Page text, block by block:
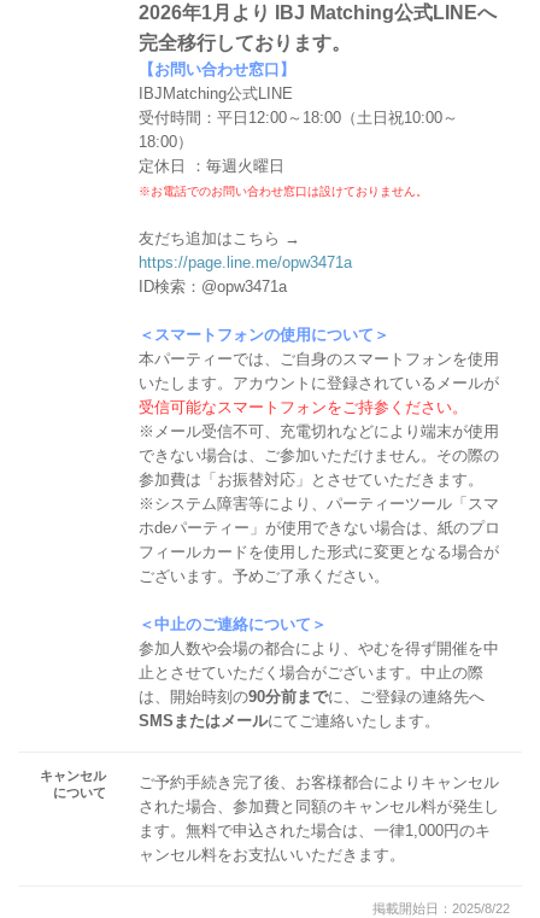
2026年1月より IBJ Matching公式LINEへ
完全移行しております。
【お問い合わせ窓口】
IBJMatching公式LINE
受付時間：平日12:00～18:00（土日祝10:00～
18:00）
定休日 ：毎週火曜日
※お電話でのお問い合わせ窓口は設けておりません。
友だち追加はこちら →
https://page.line.me/opw3471a
ID検索：@opw3471a
＜スマートフォンの使用について＞
本パーティーでは、ご自身のスマートフォンを使用
いたします。アカウントに登録されているメールが
受信可能なスマートフォンをご持参ください。
※メール受信不可、充電切れなどにより端末が使用
できない場合は、ご参加いただけません。その際の
参加費は「お振替対応」とさせていただきます。
※システム障害等により、パーティーツール「スマ
ホdeパーティー」が使用できない場合は、紙のプロ
フィールカードを使用した形式に変更となる場合が
ございます。予めご了承ください。
＜中止のご連絡について＞
参加人数や会場の都合により、やむを得ず開催を中
止とさせていただく場合がございます。中止の際
は、開始時刻の90分前までに、ご登録の連絡先へ
SMSまたはメールにてご連絡いたします。
キャンセル
について
ご予約手続き完了後、お客様都合によりキャンセル
された場合、参加費と同額のキャンセル料が発生し
ます。無料で申込された場合は、一律1,000円のキ
ャンセル料をお支払いいただきます。
掲載開始日：2025/8/22